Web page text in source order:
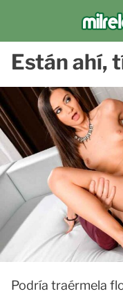
Están ahí,
Podría traérmela